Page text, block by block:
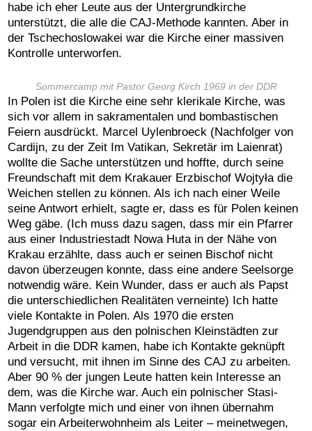
habe ich eher Leute aus der Untergrundkirche
unterstützt, die alle die CAJ-Methode kannten. Aber in
der Tschechoslowakei war die Kirche einer massiven
Kontrolle unterworfen.
Sommercamp mit Pastor Georg Kirch 1969 in der DDR
In Polen ist die Kirche eine sehr klerikale Kirche, was
sich vor allem in sakramentalen und bombastischen
Feiern ausdrückt. Marcel Uylenbroeck (Nachfolger von
Cardijn, zu der Zeit Im Vatikan, Sekretär im Laienrat)
wollte die Sache unterstützen und hoffte, durch seine
Freundschaft mit dem Krakauer Erzbischof Wojtyła die
Weichen stellen zu können. Als ich nach einer Weile
seine Antwort erhielt, sagte er, dass es für Polen keinen
Weg gäbe. (Ich muss dazu sagen, dass mir ein Pfarrer
aus einer Industriestadt Nowa Huta in der Nähe von
Krakau erzählte, dass auch er seinen Bischof nicht
davon überzeugen konnte, dass eine andere Seelsorge
notwendig wäre. Kein Wunder, dass er auch als Papst
die unterschiedlichen Realitäten verneinte) Ich hatte
viele Kontakte in Polen. Als 1970 die ersten
Jugendgruppen aus den polnischen Kleinstädten zur
Arbeit in die DDR kamen, habe ich Kontakte geknüpft
und versucht, mit ihnen im Sinne des CAJ zu arbeiten.
Aber 90 % der jungen Leute hatten kein Interesse an
dem, was die Kirche war. Auch ein polnischer Stasi-
Mann verfolgte mich und einer von ihnen übernahm
sogar ein Arbeiterwohnheim als Leiter – meinetwegen,